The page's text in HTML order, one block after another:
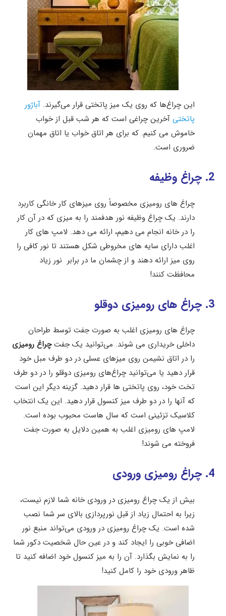
این چراغ‌ها که روی یک میز پاتختی قرار می‌گیرند.آباژور
پاتختی آخرین چراغی است که هر شب قبل از خواب
خاموش می کنیم. که برای هر اتاق خواب یا اتاق مهمان
ضروری است.
2. چراغ وظیفه
چراغ های رومیزی مخصوصاً روی میزهای کار خانگی کاربرد
دارند. یک چراغ وظیفه نور هدفمند را به میزی که در آن کار
را در خانه انجام می دهیم، ارائه می دهد. لامپ های کار
اغلب دارای سایه های مخروطی شکل هستند تا نور کافی را
روی میز ارائه دهند و از چشمان ما در برابر نور زیاد
محافظت کنند!
3. چراغ های رومیزی دوقلو
چراغ های رومیزی اغلب به صورت جفت توسط طراحان
داخلی خریداری می شوند. می‌توانید یک جفتچراغ رومیزی
را در اتاق نشیمن روی میزهای عسلی در دو طرف مبل خود
قرار دهید یا می‌توانید چراغ‌های رومیزی دوقلو را در دو طرف
تخت خود، روی پاتختی ها قرار دهید. گزینه دیگر این است
که آنها را در دو طرف میز کنسول قرار دهید. این یک انتخاب
کلاسیک تزئینی است که سال هاست محبوب بوده است.
لامپ های رومیزی اغلب به همین دلایل به صورت جفت
فروخته می شوند!
4. چراغ رومیزی ورودی
بیش از یک چراغ رومیزی در ورودی خانه شما لازم نیست،
زیرا به احتمال زیاد از قبل نورپردازی بالای سر شما نصب
شده است. یک چراغ رومیزی در ورودی می‌تواند منبع نور
اضافی خوبی را ایجاد کند و در عین حال شخصیت دکور شما
را به نمایش بگذارد. آن را به میز کنسول خود اضافه کنید تا
ظاهر ورودی خود را کامل کنید!